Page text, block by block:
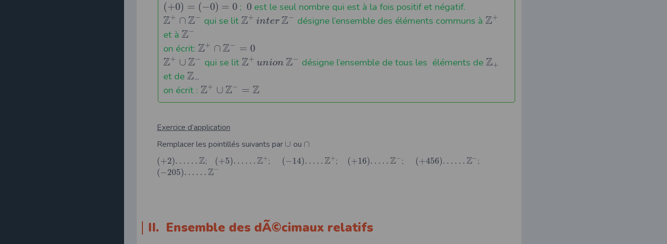
(+0) = (−0) = 0; 0 est le seul nombre qui est à la fois positif et négatif.
Z+ ∩ Z− qui se litZ+ inter Z− désigne l’ensemble des éléments communs à Z+
et à Z−
on écrit: Z+ ∩ Z− = 0
Z+ ∪ Z− qui se litZ+ union Z− désigne l’ensemble de tous les éléments deZ+
et deZ−
on écrit : Z+ ∪ Z− = Z
Exercice d’application
Remplacer les pointillés suivants par ∪ ou ∩
(+2). . . . . .Z; (+5). . . . . .Z+ ; (−14). . . . .Z+ ; (+16). . . . . Z− ; (+456). . . . . .Z− ;
(−205). . . . . .Z−
II. Ensemble des dÃ©cimaux relatifs